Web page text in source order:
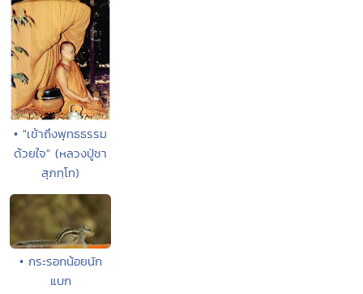
• "เข้าถึงพุทธธรรม
ด้วยใจ" (หลวงปู่ชา
สุภทฺโท)
• กระรอกน้อยนัก
แบก